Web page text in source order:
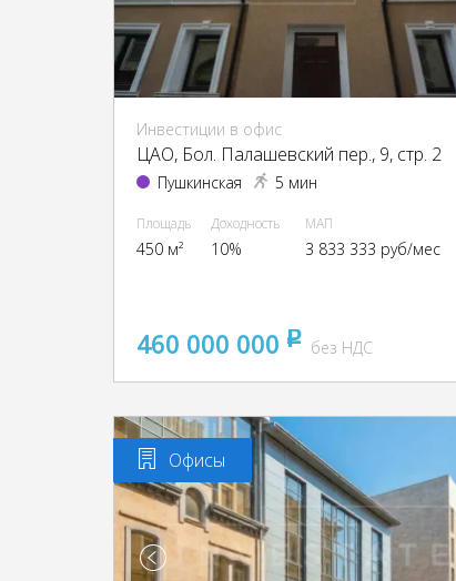
Инвестиции в офис
ЦАО, Бол. Палашевский пер., 9, стр. 2
Пушкинская 5 мин
Площадь
450 м²
Доходность
10%
МАП
3 833 333 руб/мес
460 000 000 pуббез НДС
Офисы